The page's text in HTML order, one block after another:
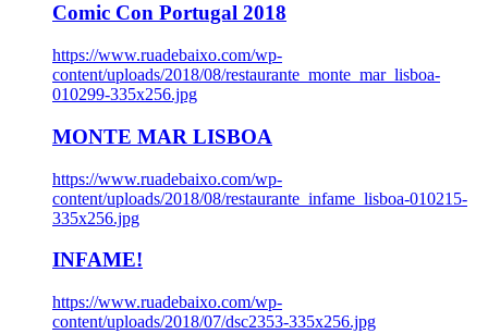
Comic Con Portugal 2018
https://www.ruadebaixo.com/wp-
content/uploads/2018/08/restaurante_monte_mar_lisboa-
010299-335x256.jpg
MONTE MAR LISBOA
https://www.ruadebaixo.com/wp-
content/uploads/2018/08/restaurante_infame_lisboa-010215-
335x256.jpg
INFAME!
https://www.ruadebaixo.com/wp-
content/uploads/2018/07/dsc2353-335x256.jpg